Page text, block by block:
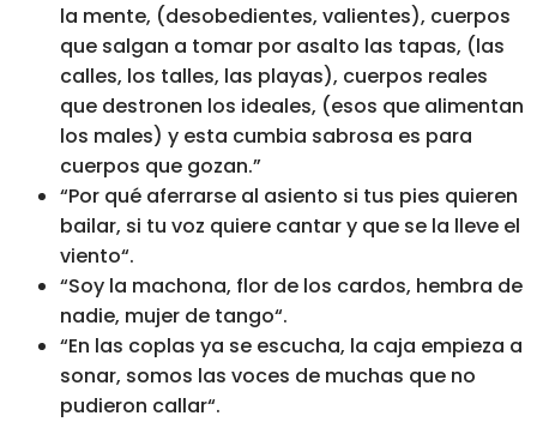
la mente, (desobedientes, valientes), cuerpos
que salgan a tomar por asalto las tapas, (las
calles, los talles, las playas), cuerpos reales
que destronen los ideales, (esos que alimentan
los males) y esta cumbia sabrosa es para
cuerpos que gozan.”
“Por qué aferrarse al asiento si tus pies quieren
bailar, si tu voz quiere cantar y que se la lleve el
viento“.
“Soy la machona, flor de los cardos, hembra de
nadie, mujer de tango“.
“En las coplas ya se escucha, la caja empieza a
sonar, somos las voces de muchas que no
pudieron callar“.